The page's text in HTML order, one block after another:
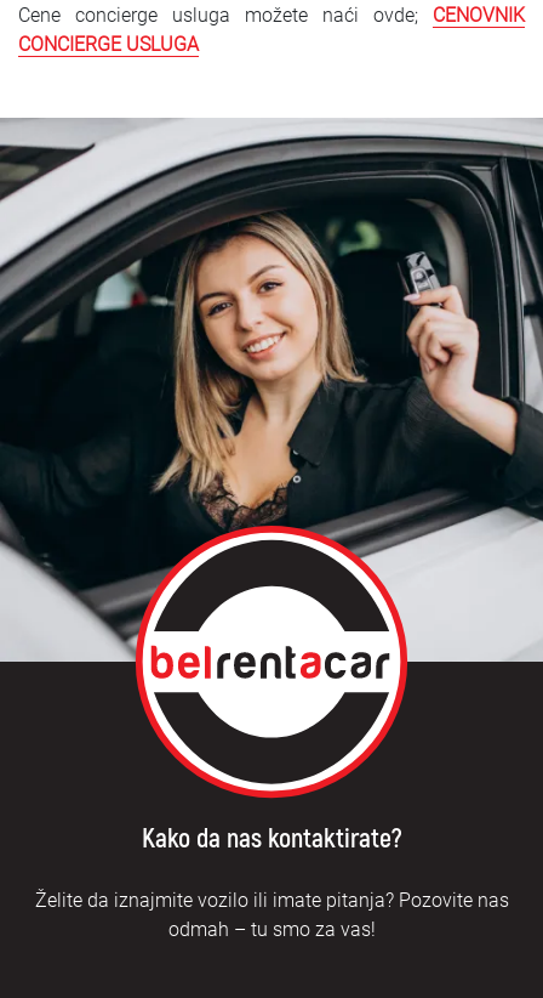
Cene concierge usluga možete naći ovde; CENOVNIK
CONCIERGE USLUGA
Kako da nas kontaktirate?
Želite da iznajmite vozilo ili imate pitanja? Pozovite nas
odmah – tu smo za vas!